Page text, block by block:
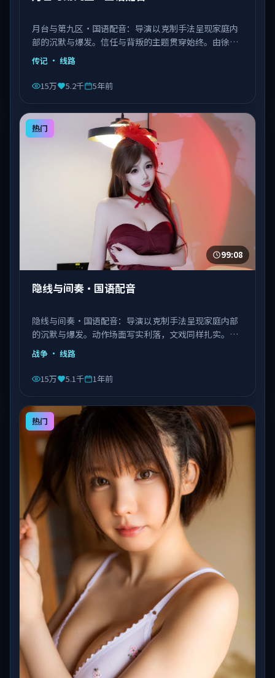
月台与第九区·国语配音：导演以克制手法呈现家庭内
部的沉默与爆发。信任与背叛的主题贯穿始终。由徐克
执导，章子怡、菅田将晖、张子枫等主演，中国台湾出
品，类型为传记。
传记 · 线路
15万 5.2千 5年前
热门
99:08
隐线与间奏·国语配音
隐线与间奏·国语配音：导演以克制手法呈现家庭内部
的沉默与爆发。动作场面写实利落，文戏同样扎实。由
李安执导，王景春、艾伦、赵丽颖等主演，中国大陆出
品，类型为战争。
战争 · 线路
15万 5.1千 1年前
热门